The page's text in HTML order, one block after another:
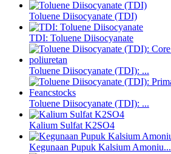
Toluene Diisocyanate (TDI)
TDI: Toluene Diisocyanate
Toluene Diisocyanate (TDI): ‌...
Toluene Diisocyanate (TDI): ‌...
Kalium Sulfat K2SO4
Kegunaan Pupuk Kalsium Amoniu...